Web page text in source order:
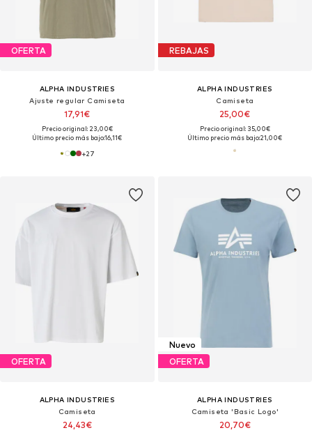
OFERTA
ALPHA INDUSTRIES
Ajuste regular Camiseta
17,91€
Precio original: 23,00€
Último precio más bajo:16,11€
+27
REBAJAS
ALPHA INDUSTRIES
Camiseta
25,00€
Precio original: 35,00€
Último precio más bajo:21,00€
OFERTA
ALPHA INDUSTRIES
Camiseta
24,43€
Nuevo
OFERTA
ALPHA INDUSTRIES
Camiseta 'Basic Logo'
20,70€